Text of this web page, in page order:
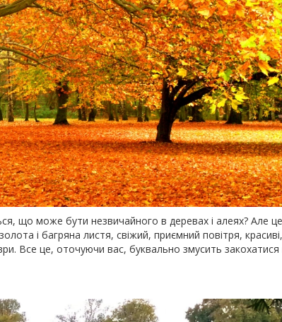
що може бути незвичайного в деревах і алеях? Але це
і багряна листя, свіжий, приємний повітря, красиві,
Все це, оточуючи вас, буквально змусить закохатися